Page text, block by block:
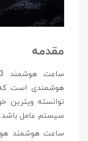
مقدمه
توانسته ویترین
سیستم عامل باشد.